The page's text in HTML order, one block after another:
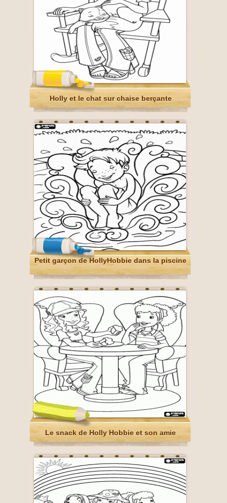
Holly et le chat sur chaise berçante
Petit garçon de HollyHobbie dans la piscine
Le snack de Holly Hobbie et son amie